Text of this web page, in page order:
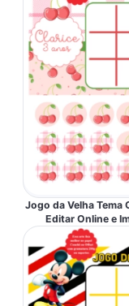
Jogo da Velha Tema
Editar Online e